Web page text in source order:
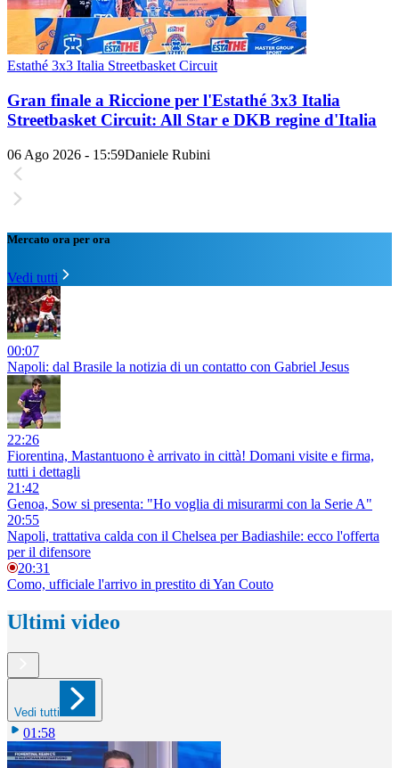
Estathé 3x3 Italia Streetbasket Circuit
Gran finale a Riccione per l'Estathé 3x3 Italia
Streetbasket Circuit: All Star e DKB regine d'Italia
06 Ago 2026 - 15:59Daniele Rubini
Mercato ora per ora
Vedi tutti
00:07
Napoli: dal Brasile la notizia di un contatto con Gabriel Jesus
22:26
Fiorentina, Mastantuono è arrivato in città! Domani visite e firma,
tutti i dettagli
21:42
Genoa, Sow si presenta: "Ho voglia di misurarmi con la Serie A"
20:55
Napoli, trattativa calda con il Chelsea per Badiashile: ecco l'offerta
per il difensore
20:31
Como, ufficiale l'arrivo in prestito di Yan Couto
Ultimi video
Vedi tutti
01:58